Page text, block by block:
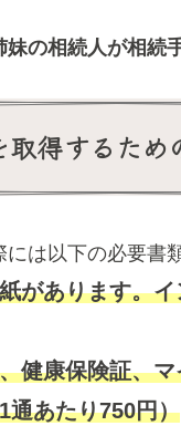
の相続人が相続
得するため
は以下の必要書
があります。
健康保険証、
あたり750円）